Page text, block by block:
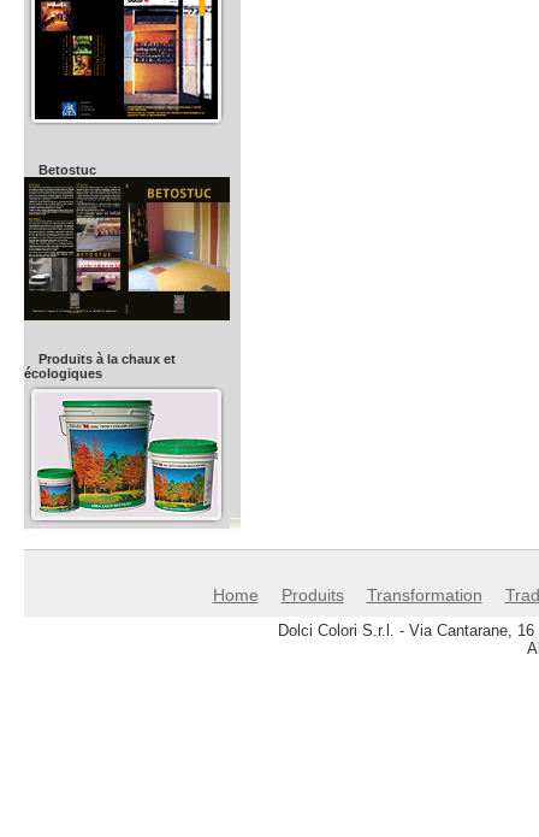
Betostuc
Produits à la chaux et
écologiques
Home Produits Transformation
Dolci Colori S.r.l. - Via Cantarane,